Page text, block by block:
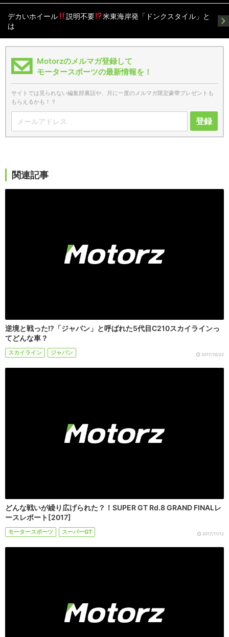
デカいホイール 説明不要
米東海岸発「ドンクスタイル」と
は
Motorzのメルマガ登録して
モータースポーツの最新情報を！
サイトでは見られない編集部裏話や、月に一度のメルマガ限定豪華プレゼントも
もらえるかも！？
登録
関連記事
逆境と戦った!?「ジャパン」と呼ばれた5代目C210スカイラインっ
てどんな車？
スカイライン ジャパン 2017/10/22
どんな戦いが繰り広げられた？！SUPER GT Rd.8 GRAND FINALレ
ースレポート[2017]
モータースポーツ スーパーGT 2017/11/12